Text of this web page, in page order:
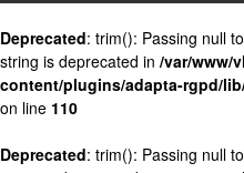
Deprecated: trim(): Passing null
string is deprecated in /var/www/
content/plugins/adapta-rgpd/
on line 110
Deprecated: trim(): Passing null